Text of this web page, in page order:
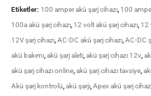
Etiketler: 100 amper akü şarj cihazı 100
100a akü şarj cihazı 12 volt akü şarj cihazı 12
12V şarj cihazı AC-DC akü şarj cihazı AC-DC
akü bakımı akü şarj aleti akü şarj cihazı 12v
akü şarj cihazı online akü şarj cihazı tavsiye
Akü şarj kontrolü akü şarjı Apex akü şarj